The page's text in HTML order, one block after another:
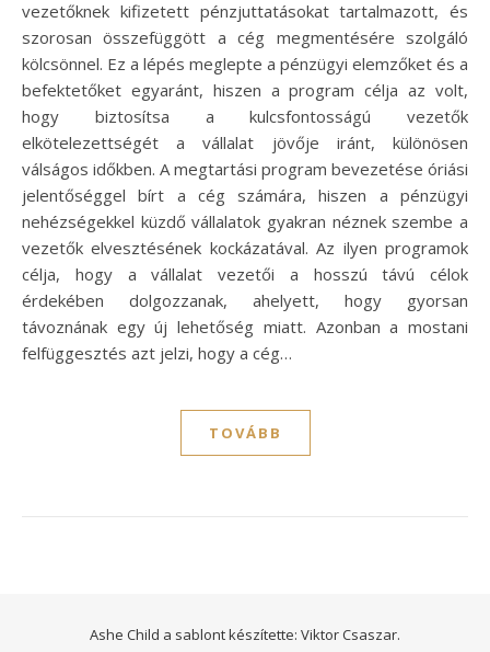
vezetőknek kifizetett pénzjuttatásokat tartalmazott, és
szorosan összefüggött a cég megmentésére szolgáló
kölcsönnel. Ez a lépés meglepte a pénzügyi elemzőket és a
befektetőket egyaránt, hiszen a program célja az volt,
hogy biztosítsa a kulcsfontosságú vezetők
elkötelezettségét a vállalat jövője iránt, különösen
válságos időkben. A megtartási program bevezetése óriási
jelentőséggel bírt a cég számára, hiszen a pénzügyi
nehézségekkel küzdő vállalatok gyakran néznek szembe a
vezetők elvesztésének kockázatával. Az ilyen programok
célja, hogy a vállalat vezetői a hosszú távú célok
érdekében dolgozzanak, ahelyett, hogy gyorsan
távoznának egy új lehetőség miatt. Azonban a mostani
felfüggesztés azt jelzi, hogy a cég…
TOVÁBB
Ashe Child a sablont készítette: Viktor Csaszar.